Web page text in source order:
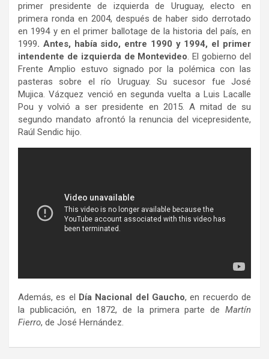
primer presidente de izquierda de Uruguay, electo en
primera ronda en 2004, después de haber sido derrotado
en 1994 y en el primer ballotage de la historia del país, en
1999. Antes, había sido, entre 1990 y 1994, el primer
intendente de izquierda de Montevideo. El gobierno del
Frente Amplio estuvo signado por la polémica con las
pasteras sobre el río Uruguay. Su sucesor fue José
Mujica. Vázquez venció en segunda vuelta a Luis Lacalle
Pou y volvió a ser presidente en 2015. A mitad de su
segundo mandato afrontó la renuncia del vicepresidente,
Raúl Sendic hijo.
Además, es el Día Nacional del Gaucho, en recuerdo de
la publicación, en 1872, de la primera parte de Martín
Fierro, de José Hernández.